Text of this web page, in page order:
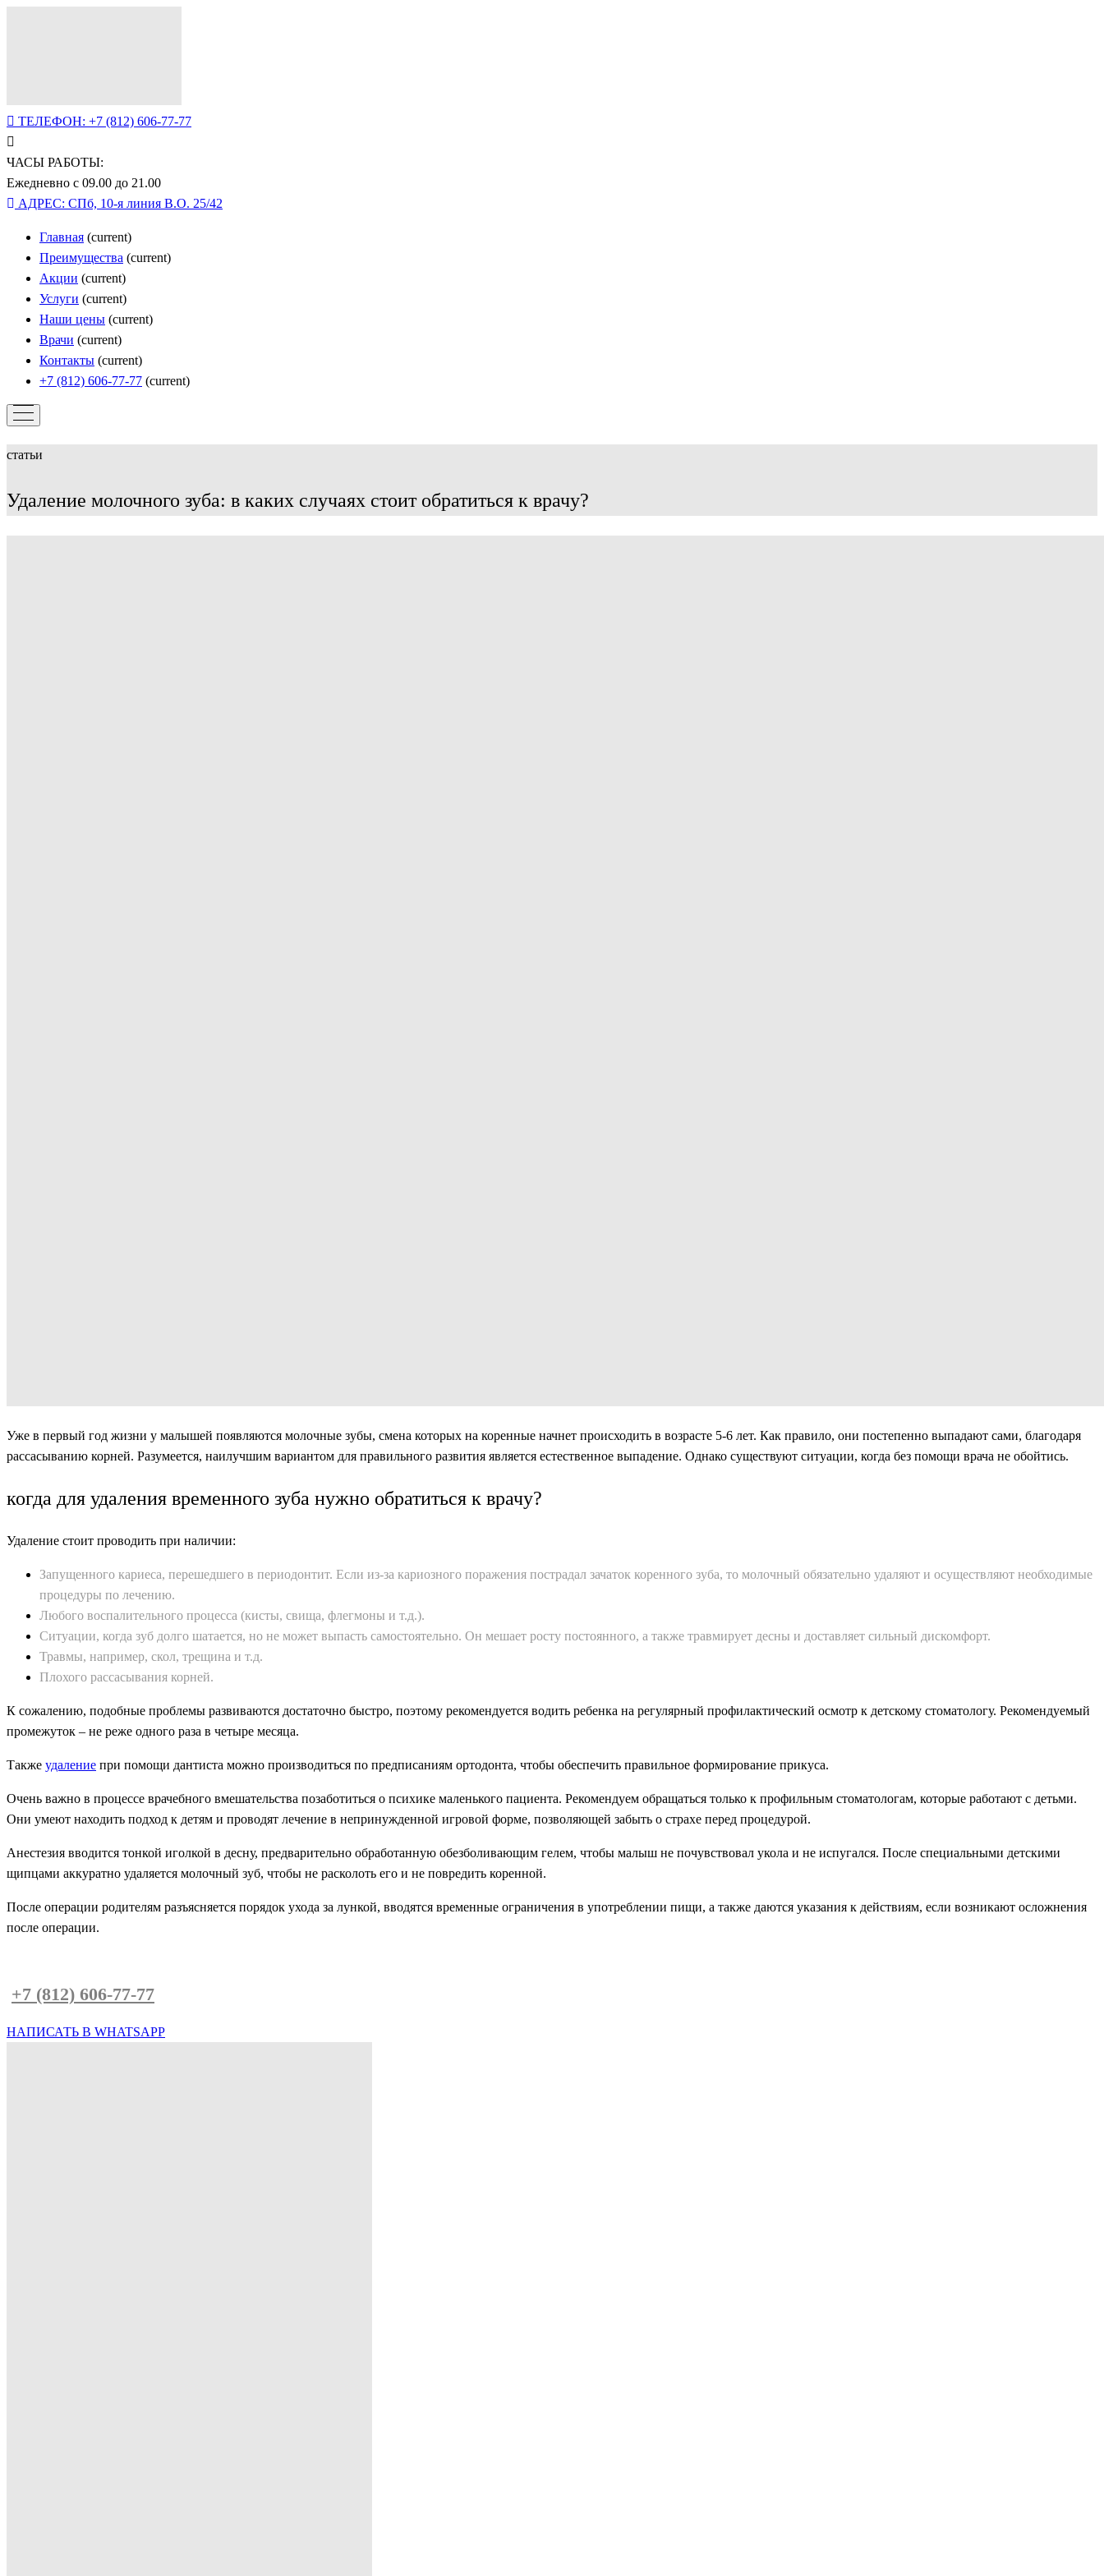
ТЕЛЕФОН: +7 (812) 606-77-77
ЧАСЫ РАБОТЫ:
Ежедневно с 09.00 до 21.00
АДРЕС: СПб, 10-я линия В.О. 25/42
Главная (current)
Преимущества (current)
Акции (current)
Услуги (current)
Наши цены (current)
Врачи (current)
Контакты (current)
+7 (812) 606-77-77 (current)
статьи
Удаление молочного зуба: в каких случаях стоит обратиться к врачу?
Уже в первый год жизни у малышей появляются молочные зубы, смена которых на коренные начнет происходить в возрасте 5-6 лет. Как правило, они постепенно выпадают сами, благодаря
рассасыванию корней. Разумеется, наилучшим вариантом для правильного развития является естественное выпадение. Однако существуют ситуации, когда без помощи врача не обойтись.
когда для удаления временного зуба нужно обратиться к врачу?
Удаление стоит проводить при наличии:
Запущенного кариеса, перешедшего в периодонтит. Если из-за кариозного поражения пострадал зачаток коренного зуба, то молочный обязательно удаляют и осуществляют необходимые
процедуры по лечению.
Любого воспалительного процесса (кисты, свища, флегмоны и т.д.).
Ситуации, когда зуб долго шатается, но не может выпасть самостоятельно. Он мешает росту постоянного, а также травмирует десны и доставляет сильный дискомфорт.
Травмы, например, скол, трещина и т.д.
Плохого рассасывания корней.
К сожалению, подобные проблемы развиваются достаточно быстро, поэтому рекомендуется водить ребенка на регулярный профилактический осмотр к детскому стоматологу. Рекомендуемый
промежуток – не реже одного раза в четыре месяца.
Также удаление при помощи дантиста можно производиться по предписаниям ортодонта, чтобы обеспечить правильное формирование прикуса.
Очень важно в процессе врачебного вмешательства позаботиться о психике маленького пациента. Рекомендуем обращаться только к профильным стоматологам, которые работают с детьми.
Они умеют находить подход к детям и проводят лечение в непринужденной игровой форме, позволяющей забыть о страхе перед процедурой.
Анестезия вводится тонкой иголкой в десну, предварительно обработанную обезболивающим гелем, чтобы малыш не почувствовал укола и не испугался. После специальными детскими
щипцами аккуратно удаляется молочный зуб, чтобы не расколоть его и не повредить коренной.
После операции родителям разъясняется порядок ухода за лункой, вводятся временные ограничения в употреблении пищи, а также даются указания к действиям, если возникают осложнения
после операции.
+7 (812) 606-77-77
НАПИСАТЬ В WHATSAPP